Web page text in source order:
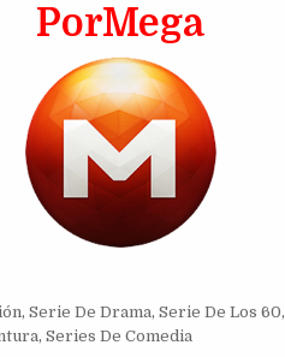
PorMega
, Serie De Drama, Serie De Los 60,
, Series De Comedia